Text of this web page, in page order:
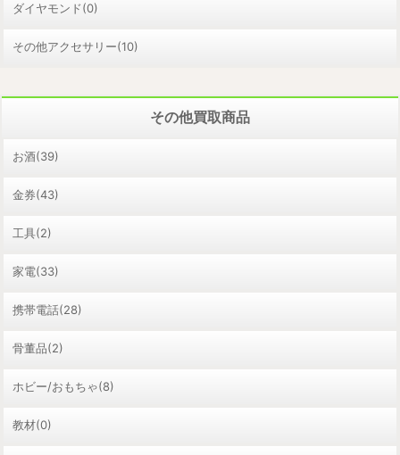
ダイヤモンド(0)
その他アクセサリー(10)
その他買取商品
お酒(39)
金券(43)
工具(2)
家電(33)
携帯電話(28)
骨董品(2)
ホビー/おもちゃ(8)
教材(0)